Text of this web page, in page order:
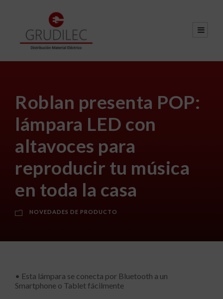
Roblan presenta POP:
lámpara LED con
altavoces para
reproducir tu música
en toda la casa
NOVEDADES DE PRODUCTO
• Esta lámpara se conecta por Bluetooth a un
Smartphone o Tablet fácilmente